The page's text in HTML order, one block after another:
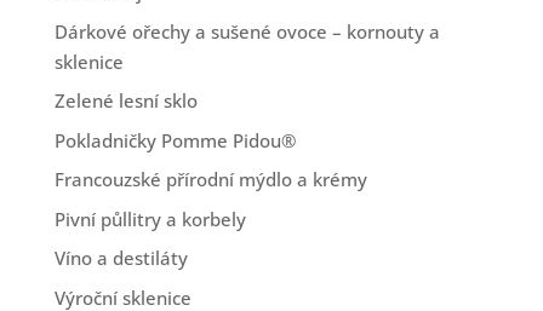
Dárkové ořechy a sušené ovoce – kornouty a
sklenice
Zelené lesní sklo
Pokladničky Pomme Pidou®
Francouzské přírodní mýdlo a krémy
Pivní půllitry a korbely
Víno a destiláty
Výroční sklenice